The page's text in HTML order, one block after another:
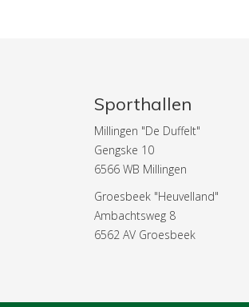
Sporthallen
Millingen "De Duffelt"
Gengske 10
6566 WB Millingen
Groesbeek "Heuvelland"
Ambachtsweg 8
6562 AV Groesbeek